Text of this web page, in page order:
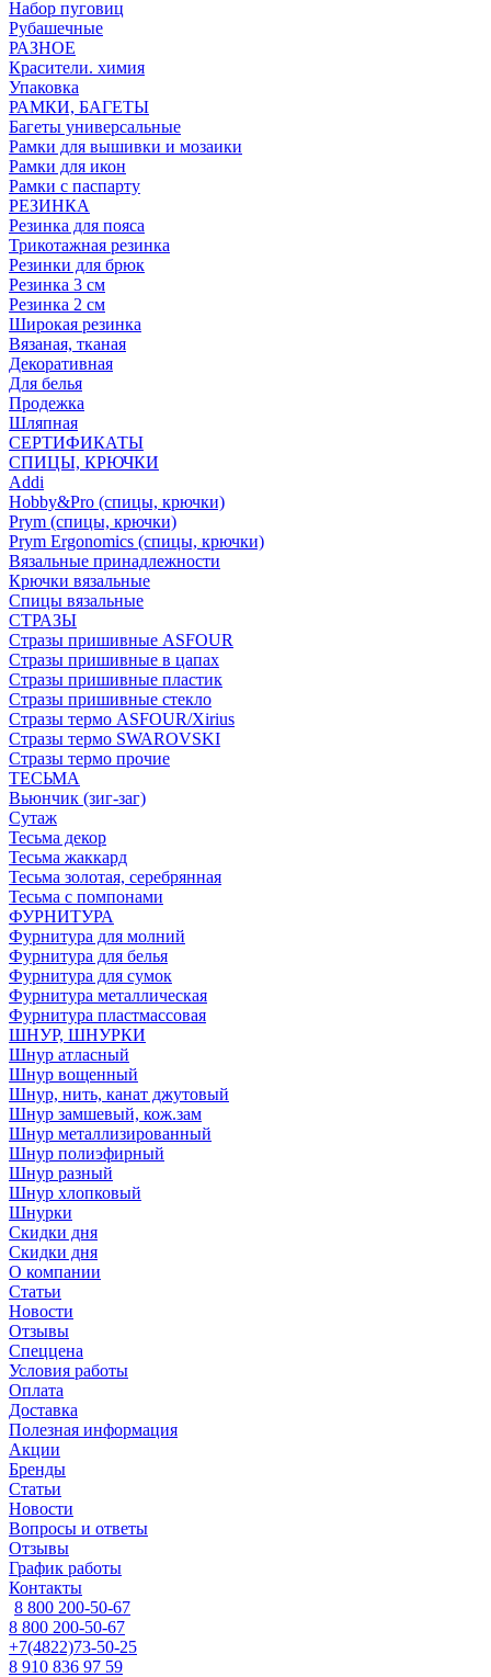
Набор пуговиц
Рубашечные
РАЗНОЕ
Красители. химия
Упаковка
РАМКИ, БАГЕТЫ
Багеты универсальные
Рамки для вышивки и мозаики
Рамки для икон
Рамки с паспарту
РЕЗИНКА
Резинка для пояса
Трикотажная резинка
Резинки для брюк
Резинка 3 см
Резинка 2 см
Широкая резинка
Вязаная, тканая
Декоративная
Для белья
Продежка
Шляпная
СЕРТИФИКАТЫ
СПИЦЫ, КРЮЧКИ
Addi
Hobby&Pro (спицы, крючки)
Prym (спицы, крючки)
Prym Ergonomics (спицы, крючки)
Вязальные принадлежности
Крючки вязальные
Спицы вязальные
СТРАЗЫ
Стразы пришивные ASFOUR
Стразы пришивные в цапах
Стразы пришивные пластик
Стразы пришивные стекло
Стразы термо ASFOUR/Xirius
Стразы термо SWAROVSKI
Стразы термо прочие
ТЕСЬМА
Вьюнчик (зиг-заг)
Сутаж
Тесьма декор
Тесьма жаккард
Тесьма золотая, серебрянная
Тесьма с помпонами
ФУРНИТУРА
Фурнитура для молний
Фурнитура для белья
Фурнитура для сумок
Фурнитура металлическая
Фурнитура пластмассовая
ШНУР, ШНУРКИ
Шнур атласный
Шнур вощенный
Шнур, нить, канат джутовый
Шнур замшевый, кож.зам
Шнур металлизированный
Шнур полиэфирный
Шнур разный
Шнур хлопковый
Шнурки
Скидки дня
Скидки дня
О компании
Статьи
Новости
Отзывы
Спеццена
Условия работы
Оплата
Доставка
Полезная информация
Акции
Бренды
Статьи
Новости
Вопросы и ответы
Отзывы
График работы
Контакты
8 800 200-50-67
8 800 200-50-67
+7(4822)73-50-25
8 910 836 97 59